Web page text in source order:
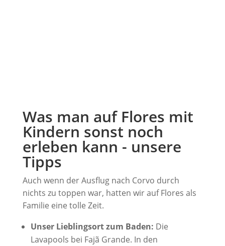
Was man auf Flores mit
Kindern sonst noch
erleben kann - unsere
Tipps
Auch wenn der Ausflug nach Corvo durch
nichts zu toppen war, hatten wir auf Flores als
Familie eine tolle Zeit.
Unser Lieblingsort zum Baden: Die
Lavapools bei Fajã Grande. In den